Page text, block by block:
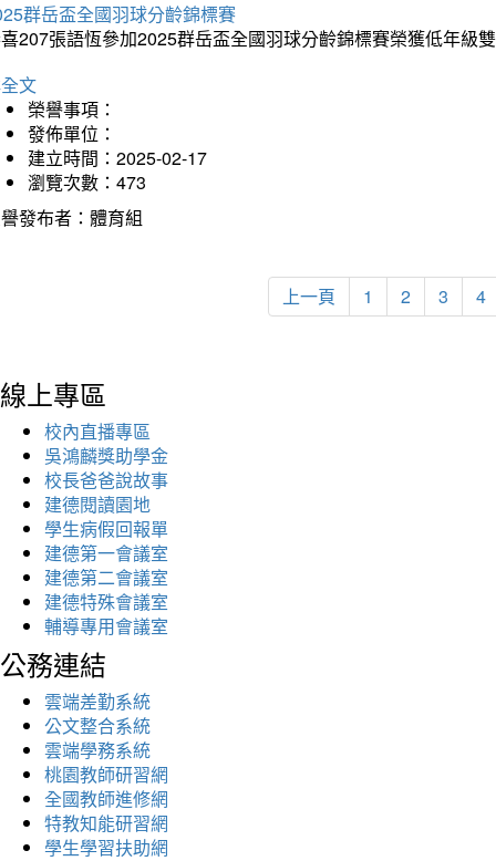
群岳盃全國羽球分齡錦標賽
207張語恆參加2025群岳盃全國羽球分齡錦標賽榮獲低年級
文
榮譽事項：
發佈單位：
建立時間：2025-02-17
瀏覽次數：473
發布者：體育組
上一頁 1 2 3 4
線上專區
校內直播專區
吳鴻麟獎助學金
校長爸爸說故事
建德閱讀園地
學生病假回報單
建德第一會議室
建德第二會議室
建德特殊會議室
輔導專用會議室
公務連結
雲端差勤系統
公文整合系統
雲端學務系統
桃園教師研習網
全國教師進修網
特教知能研習網
學生學習扶助網